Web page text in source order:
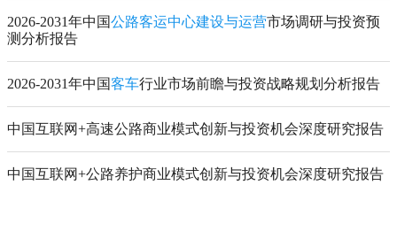
2026-2031年中国公路客运中心建设与运营市场调研与投资预
测分析报告
2026-2031年中国客车行业市场前瞻与投资战略规划分析报告
中国互联网+高速公路商业模式创新与投资机会深度研究报告
中国互联网+公路养护商业模式创新与投资机会深度研究报告